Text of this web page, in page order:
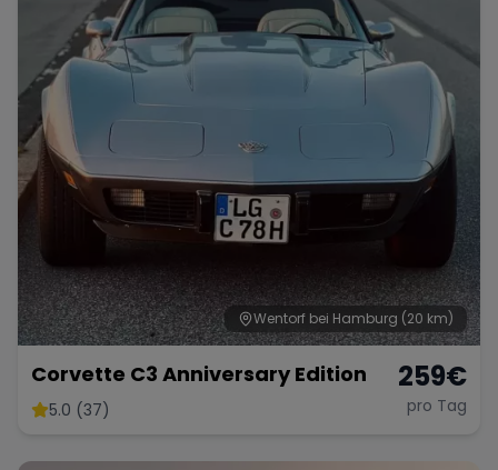
McLaren Ford Jaguar
Dodge
Bentley Aston Martin
Bugatti Lotus Maserati
Zeitraum wählen
Wentorf bei Hamburg (20 km)
Corvette C3 Anniversary Edition
5.0 (37)
259€
pro Tag